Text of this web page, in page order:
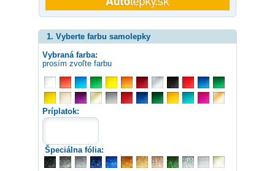
1. Vyberte farbu samolepky
Vybraná farba:
prosím zvoľte farbu
Príplatok:
Špeciálna fólia: